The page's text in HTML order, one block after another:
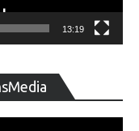
13:19
de